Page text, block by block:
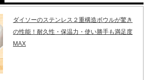
ダイソーのステンレス２重構造ボウルが驚き
の性能！耐久性・保温力・使い勝手も満足度
MAX